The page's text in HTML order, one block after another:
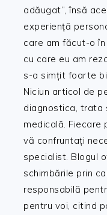
adăugat”, însă
experiență
care am făcut-o
cu care eu am
s-a simțit foarte
Niciun articol de
diagnostica, trata
medicală. Fiecare
vă confruntați
specialist. Blogul
schimbările prin
responsabilă
pentru voi, citind